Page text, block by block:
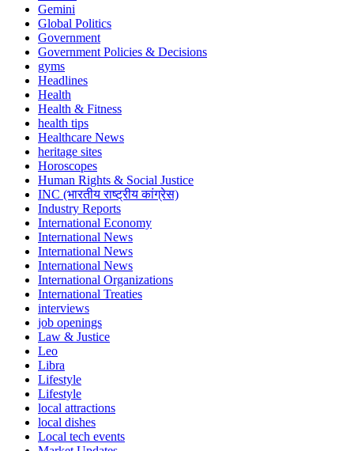
Gemini
Global Politics
Government
Government Policies & Decisions
gyms
Headlines
Health
Health & Fitness
health tips
Healthcare News
heritage sites
Horoscopes
Human Rights & Social Justice
INC (भारतीय राष्ट्रीय कांग्रेस)
Industry Reports
International Economy
International News
International News
International News
International Organizations
International Treaties
interviews
job openings
Law & Justice
Leo
Libra
Lifestyle
Lifestyle
local attractions
local dishes
Local tech events